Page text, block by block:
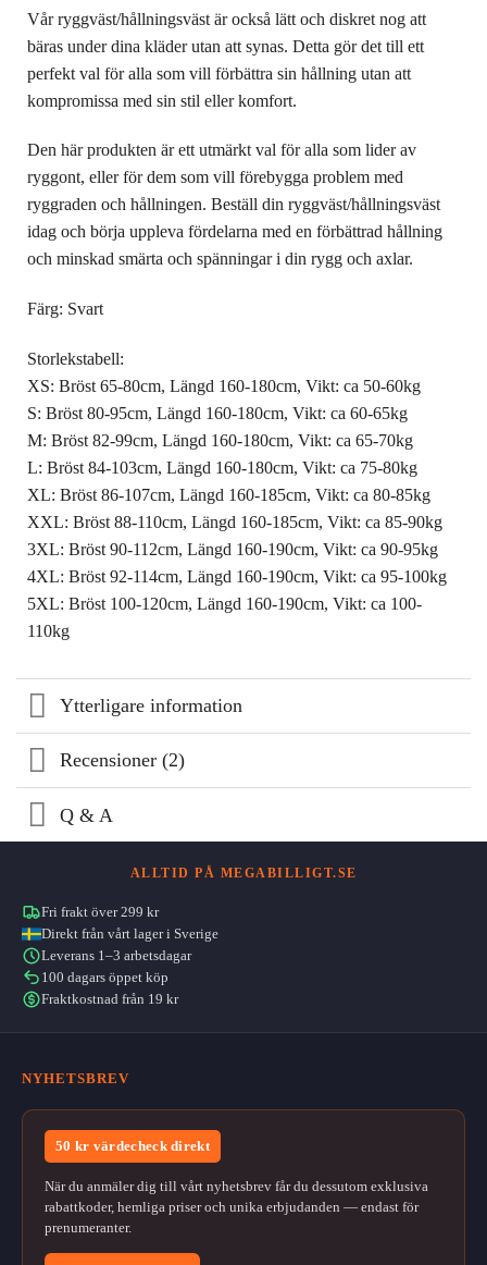
Vår ryggväst/hållningsväst är också lätt och diskret nog att
bäras under dina kläder utan att synas. Detta gör det till ett
perfekt val för alla som vill förbättra sin hållning utan att
kompromissa med sin stil eller komfort.
Den här produkten är ett utmärkt val för alla som lider av
ryggont, eller för dem som vill förebygga problem med
ryggraden och hållningen. Beställ din ryggväst/hållningsväst
idag och börja uppleva fördelarna med en förbättrad hållning
och minskad smärta och spänningar i din rygg och axlar.
Färg: Svart
Storlekstabell:
XS: Bröst 65-80cm, Längd 160-180cm, Vikt: ca 50-60kg
S: Bröst 80-95cm, Längd 160-180cm, Vikt: ca 60-65kg
M: Bröst 82-99cm, Längd 160-180cm, Vikt: ca 65-70kg
L: Bröst 84-103cm, Längd 160-180cm, Vikt: ca 75-80kg
XL: Bröst 86-107cm, Längd 160-185cm, Vikt: ca 80-85kg
XXL: Bröst 88-110cm, Längd 160-185cm, Vikt: ca 85-90kg
3XL: Bröst 90-112cm, Längd 160-190cm, Vikt: ca 90-95kg
4XL: Bröst 92-114cm, Längd 160-190cm, Vikt: ca 95-100kg
5XL: Bröst 100-120cm, Längd 160-190cm, Vikt: ca 100-
110kg
Ytterligare information
Recensioner (2)
Q & A
ALLTID PÅ MEGABILLIGT.SE
Fri frakt över 299 kr
Direkt från vårt lager i Sverige
Leverans 1–3 arbetsdagar
100 dagars öppet köp
Fraktkostnad från 19 kr
NYHETSBREV
50 kr värdecheck direkt
När du anmäler dig till vårt nyhetsbrev får du dessutom exklusiva
rabattkoder, hemliga priser och unika erbjudanden — endast för
prenumeranter.